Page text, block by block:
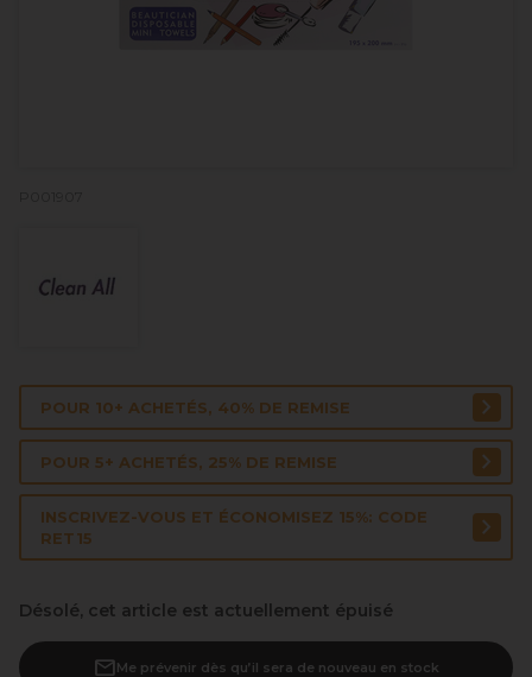
POUR 10+ ACHETÉS, 40% DE REMISE
POUR 5+ ACHETÉS, 25% DE REMISE
INSCRIVEZ-VOUS ET ÉCONOMISEZ 15%: CODE
RET15
Désolé, cet article est actuellement épuisé
Me prévenir dès qu’il sera de nouveau en stock